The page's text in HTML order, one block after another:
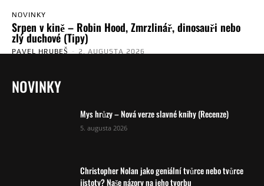
NOVINKY
Srpen v kině – Robin Hood, Zmrzlinář, dinosauři nebo
zlý duchové (Tipy)
PAVEL HRUBEŠ - 2. AUGUSTA 2026
NOVINKY
Mys hrůzy – Nová verze slavné knihy (Recenze)
5. augusta 2026
Christopher Nolan jako geniální tvůrce nebo tvůrce
jistoty? Naše názory na jeho tvorbu